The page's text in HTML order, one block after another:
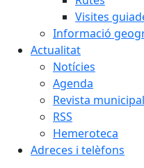
Visites
Informació
Actualitat
Notícies
Agenda
Revista municipal
RSS
Hemeroteca
Adreces i telèfons